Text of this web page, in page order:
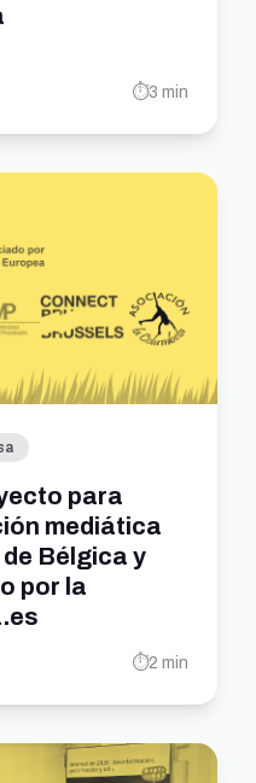
⏱️3 min
para
mediática
Bélgica y
por la
⏱️2 min